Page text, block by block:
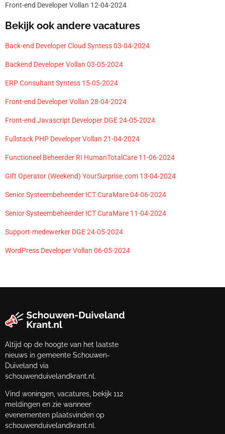
Front-end Developer Vollan 12-04-2024
Bekijk ook andere vacatures
Back-end Developer Cloud Syntess 03-04-2024
Backend Developer Vollan 03-05-2024
ERP Consultant Syntess 15-05-2024
Front-end Developer Vollan 28-04-2024
Front-end Javascript Developer DGE 24-05-2024
Fullstack PHP Developer Vollan 21-04-2024
Functioneel Beheerder RI HumanTotalCare 11-06-2024
Gift Operator (Weekend) YourSurprise.com 13-04-2024
Senior Systeembeheerder ICT CuraMare 04-06-2024
Senior Systeembeheerder ICT CuraMare 11-04-2024
Support-medewerker DGE 24-05-2024
WordPress Developer Vollan 06-05-2024
Altijd op de hoogte van het laatste
nieuws in gemeente Schouwen-
Duiveland via
schouwenduivelandkrant.nl.
Vind woningen, vacatures, bekijk 112
meldingen en zie wanneer
evenementen plaatsvinden op
schouwenduivelandkrant.nl.